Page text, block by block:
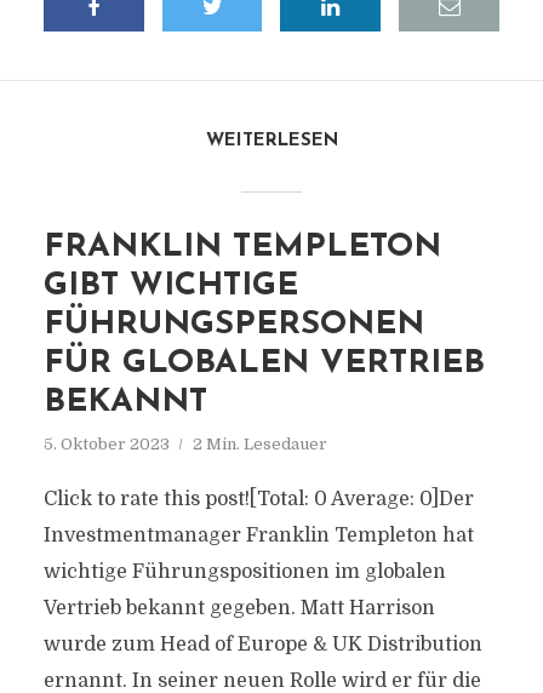
WEITERLESEN
FRANKLIN TEMPLETON
GIBT WICHTIGE
FÜHRUNGSPERSONEN
FÜR GLOBALEN VERTRIEB
BEKANNT
5. Oktober 2023 2 Min. Lesedauer
Click to rate this post![Total: 0 Average: 0]Der
Investmentmanager Franklin Templeton hat
wichtige Führungspositionen im globalen
Vertrieb bekannt gegeben. Matt Harrison
wurde zum Head of Europe & UK Distribution
ernannt. In seiner neuen Rolle wird er für die